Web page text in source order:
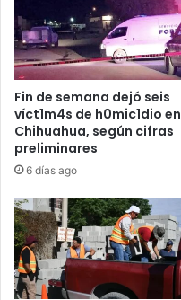
Fin de semana dejó seis
víct1m4s de h0mic1dio en
Chihuahua, según cifras
preliminares
6 días ago